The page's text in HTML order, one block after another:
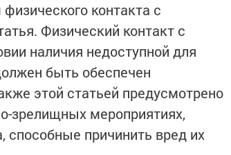
контакта с
Физический контакт с
наличия недоступной для
быть обеспечен
этой статьей предусмотрено
зрелищных мероприятиях,
способные причинить вред их